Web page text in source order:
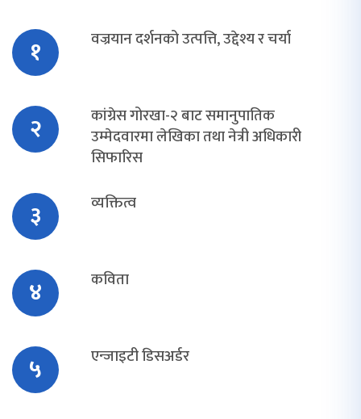
१ वज्रयान दर्शनको उत्पत्ति, उद्देश्य र चर्या
२
कांग्रेस गोरखा-२ बाट समानुपातिक
उम्मेदवारमा लेखिका तथा नेत्री अधिकारी
सिफारिस
३ व्यक्तित्व
४ कविता
५ एन्जाइटी डिसअर्डर